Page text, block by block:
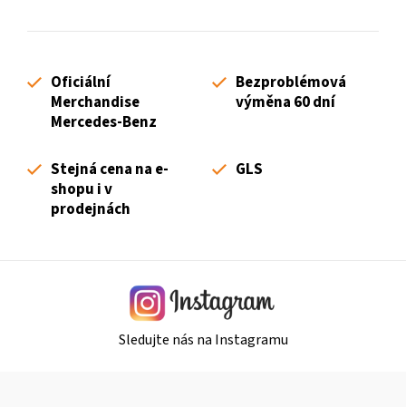
l
v
ý
p
i
s
Oficiální
Merchandise
Mercedes-Benz
Bezproblémová
výměna 60 dní
Stejná cena na e-
shopu i v
prodejnách
GLS
Sledujte nás na Instagramu